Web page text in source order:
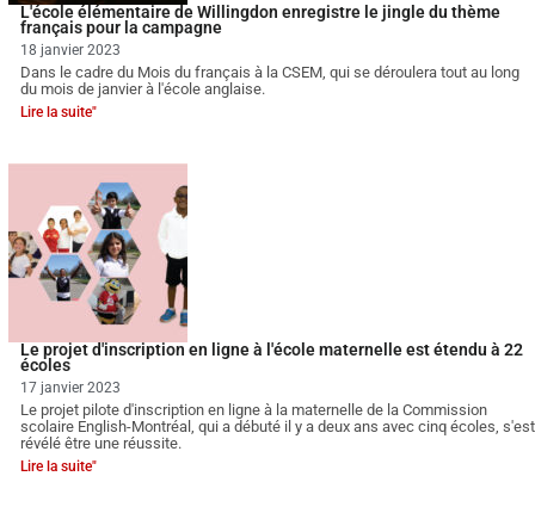
L'école élémentaire de Willingdon enregistre le jingle du thème
français pour la campagne
18 janvier 2023
Dans le cadre du Mois du français à la CSEM, qui se déroulera tout au long
du mois de janvier à l'école anglaise.
Lire la suite"
Le projet d'inscription en ligne à l'école maternelle est étendu à 22
écoles
17 janvier 2023
Le projet pilote d'inscription en ligne à la maternelle de la Commission
scolaire English-Montréal, qui a débuté il y a deux ans avec cinq écoles, s'est
révélé être une réussite.
Lire la suite"